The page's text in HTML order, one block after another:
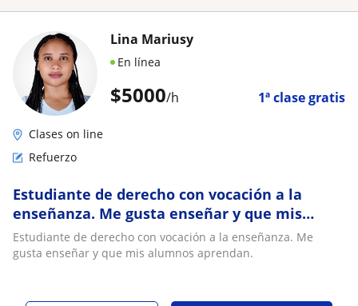
$5000/h 1ª clase gratis
Lina Mariusy
En línea
Clases on line
Refuerzo
Estudiante de derecho con vocación a la
enseñanza. Me gusta enseñar y que mis
alumnos aprendan
Estudiante de derecho con vocación a la enseñanza. Me
gusta enseñar y que mis alumnos aprendan.